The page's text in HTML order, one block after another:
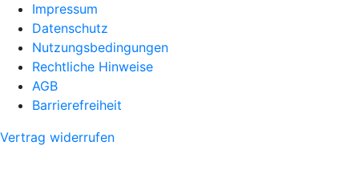
Impressum
Datenschutz
Nutzungsbedingungen
Rechtliche Hinweise
AGB
Barrierefreiheit
Vertrag widerrufen